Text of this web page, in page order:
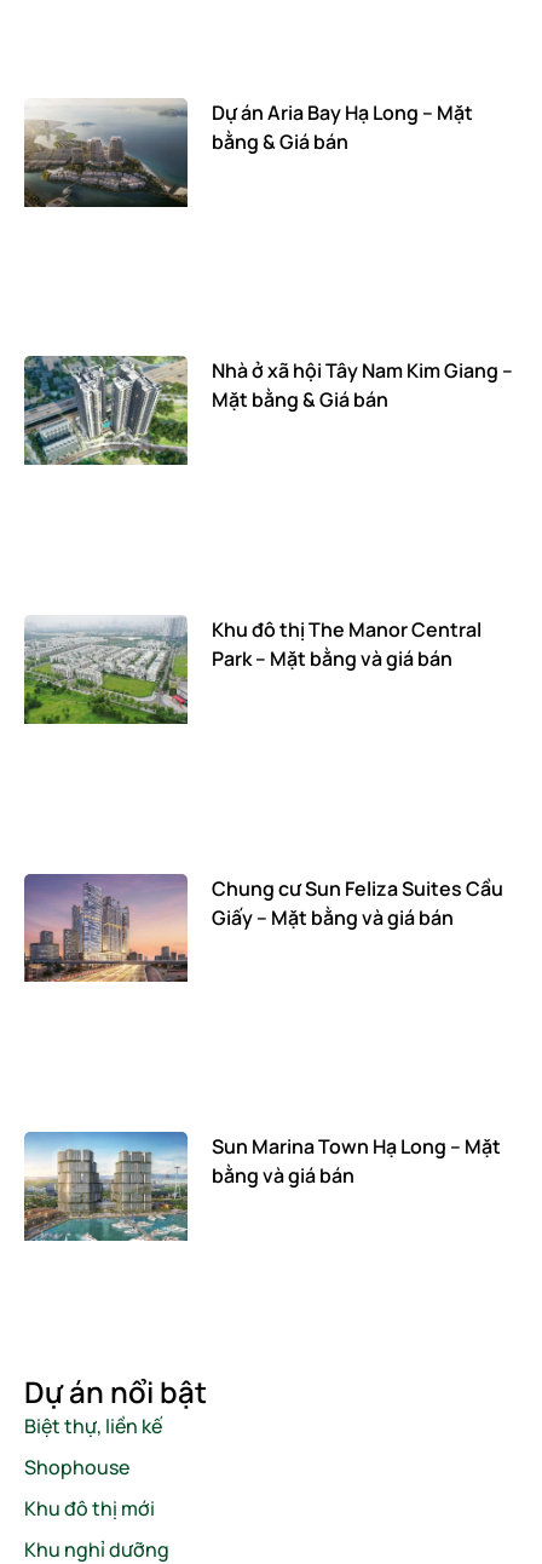
Dự án Aria Bay Hạ Long – Mặt
bằng & Giá bán
Nhà ở xã hội Tây Nam Kim Giang –
Mặt bằng & Giá bán
Khu đô thị The Manor Central
Park – Mặt bằng và giá bán
Chung cư Sun Feliza Suites Cầu
Giấy – Mặt bằng và giá bán
Sun Marina Town Hạ Long – Mặt
bằng và giá bán
Dự án nổi bật
Biệt thự, liền kế
Shophouse
Khu đô thị mới
Khu nghỉ dưỡng